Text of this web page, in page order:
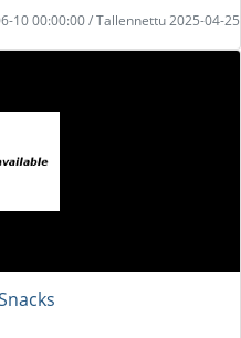
10 00:00:00 / Tallennettu 2025-04-25